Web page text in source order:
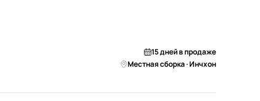
15 дней в продаже
Местная сборка · Инчхон